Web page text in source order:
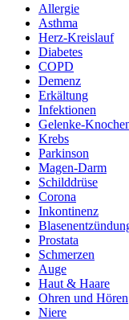
Allergie
Asthma
Herz-Kreislauf
Diabetes
COPD
Demenz
Erkältung
Infektionen
Gelenke-
Krebs
Parkinson
Magen-Darm
Schilddrüse
Corona
Inkontinenz
Prostata
Schmerzen
Auge
Haut & Haare
Ohren und Hören
Niere